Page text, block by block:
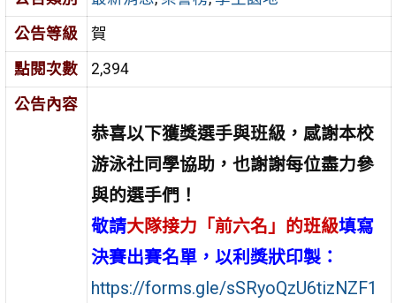
公告等級
賀
點閱次數
2,394
公告內容
恭喜以下獲獎選手與班級，感謝本校
游泳社同學協助，也謝謝每位盡力參
與的選手們！
敬請大隊接力「前六名」的班級填寫
決賽出賽名單，以利獎狀印製：
https://forms.gle/sSRyoQzU6tizNZF1